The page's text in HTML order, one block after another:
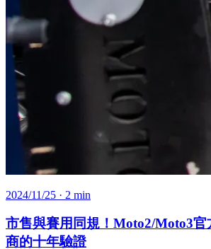
2024/11/25 · 2 min
市售與賽用同規！Moto2/Moto3官
商的十年驗證